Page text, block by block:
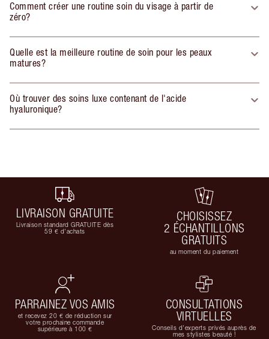
Comment créer une routine soin du visage à partir de
zéro?
Quelle est la meilleure routine de soin pour les peaux
matures?
Où trouver des soins luxe contenant de l'acide
hyaluronique?
LIVRAISON GRATUITE
Livraison standard GRATUITE dès
59 € d'achats
CHOISISSEZ
2 ÉCHANTILLONS
GRATUITS
au moment du paiement
PARRAINEZ VOS AMIS
et recevez 20 € de réduction sur
votre prochaine commande
supérieure à 100 €
CONSULTATIONS
VIRTUELLES
Conseils d'experts privés auprès de
mes stylistes beauté !